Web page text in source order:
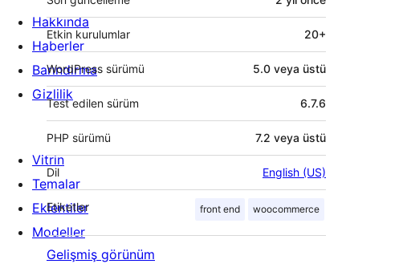
Etkin kurulumlar 20+
WordPress sürümü 5.0 veya üstü
Test edilen sürüm 6.7.6
PHP sürümü 7.2 veya üstü
Dil English (US)
Etiketler front end woocommerce
Gelişmiş görünüm
Hakkında
Haberler
Barındırma
Gizlilik
Vitrin
Temalar
Eklentiler
Modeller